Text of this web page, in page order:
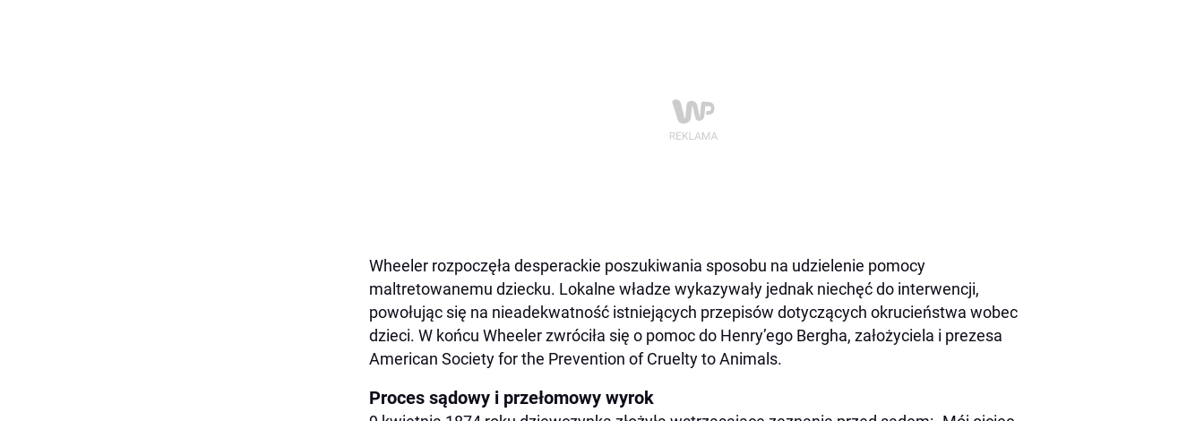
Wheeler rozpoczęła desperackie poszukiwania sposobu na udzielenie pomocy
maltretowanemu dziecku. Lokalne władze wykazywały jednak niechęć do interwencji,
powołując się na nieadekwatność istniejących przepisów dotyczących okrucieństwa wobec
dzieci. W końcu Wheeler zwróciła się o pomoc do Henry’ego Bergha, założyciela i prezesa
American Society for the Prevention of Cruelty to Animals.
Proces sądowy i przełomowy wyrok